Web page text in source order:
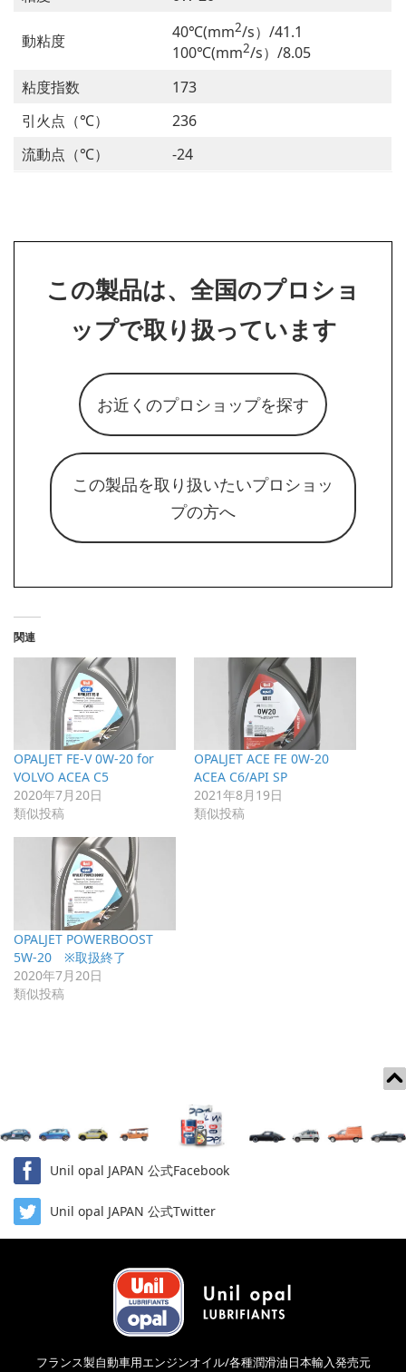
動粘度 40℃(mm2/s）/41.1
100℃(mm2/s）/8.05
粘度指数
173
引火点（℃）
236
流動点（℃）
-24
この製品は、全国のプロショ
ップで取り扱っています
お近くのプロショップを探す
この製品を取り扱いたいプロショッ
プの方へ
関連
OPALJET FE-V 0W-20 for
VOLVO ACEA C5
2020年7月20日
類似投稿
OPALJET ACE FE 0W-20
ACEA C6/API SP
2021年8月19日
類似投稿
OPALJET POWERBOOST
5W-20 ※取扱終了
2020年7月20日
類似投稿
Unil opal JAPAN 公式Facebook
Unil opal JAPAN 公式Twitter
フランス製自動車用エンジンオイル/各種潤滑油日本輸入発売元